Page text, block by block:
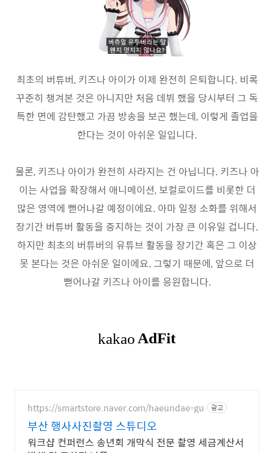
최초의 버튜버, 키즈나 아이가 이제 완전히 은퇴합니다. 비록
꾸준히 챙겨본 것은 아니지만 처음 데뷔 했을 당시부터 그 독
특한 면에 감탄했고 가끔 방송을 보곤 했는데, 이렇게 졸업을
한다는 것이 아쉬운 일입니다.
물론, 키즈나 아이가 완전히 사라지는 건 아닙니다. 키즈나 아
이는 사업을 확장해서 애니메이션, 보컬로이드를 비롯한 더
많은 영역에 뻗어나갈 예정이에요. 아마 일정 소화를 위해서
장기간 버튜버 활동을 중지하는 것이 가장 큰 이유일 겁니다.
하지만 최초의 버튜버의 유튜브 활동을 장기간 혹은 그 이상
못 본다는 것은 아쉬운 일이에요. 그렇기 때문에, 앞으로 더
뻗어나갈 키즈나 아이를 응원합니다.
https://smartstore.naver.com/haeundae-gu 광고
부산 행사사진촬영 스튜디오
워크샵 컨퍼런스 송년회 개막식 전문 촬영 세금계산서